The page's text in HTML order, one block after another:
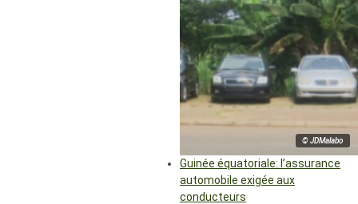
© JDMalabo
Guinée équatoriale: l’assurance
automobile exigée aux
conducteurs